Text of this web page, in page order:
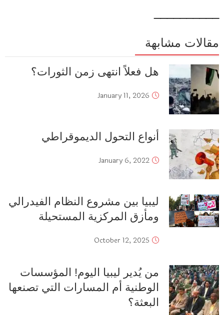
مقالات مشابهة
هل فعلاً انتهى زمن الثورات؟
January 11, 2026
أنواع التحول الديموقراطي
January 6, 2022
ليبيا بين مشروع النظام الفيدرالي
ومأزق المركزية المستحيلة
October 12, 2025
من يُدير ليبيا اليوم! المؤسسات
الوطنية أم المسارات التي تصنعها
البعثة؟